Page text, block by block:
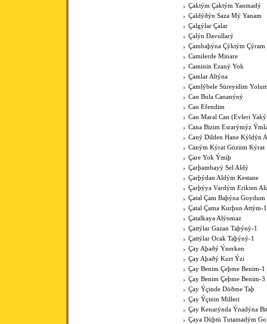
Çaktým Çaktým Yanmadý
Çaldýðýn Saza Mý Yanam
Çalgýlar Çalar
Çalýn Davullarý
Çambaþýna Çýktým Çýram
Camilerde Minare
Caminin Ezaný Yok
Çamlar Altýna
Çamlýbele Süreyidim
Can Bula Cananýný
Can Efendim
Can Maral Can (Evleri
Cana Bizim Esrarýmýz
Caný Dilden Hane Kýldýn
Caným Kýrat Gözüm Kýrat
Çare Yok Ýmiþ
Çarþambayý Sel Aldý
Çarþýdan Aldým Kestane
Çarþýya Vardým Erikten
Çatal Çam Baþýna Goydum
Çatal Çama Kurþun Attým-1
Çatalkaya Alýnmaz
Çattýlar Gazan Taþýný-1
Çattýlar Ocak Taþýný-1
Çay Aþaðý Ýnerken
Çay Aþaðý Kurt Ýzi
Çay Benim Çeþme Benim-1
Çay Benim Çeþme Benim-3
Çay Ýçinde Döðme Taþ
Çay Ýçinin Milleri
Çay Kenarýnda Ýnadýna
Çaya Düþtü Tutamadým